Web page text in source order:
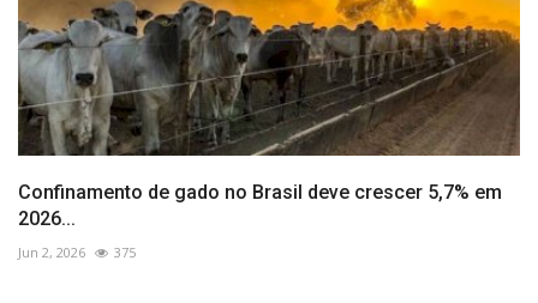
Confinamento de gado no Brasil deve crescer 5,7% em
2026...
Jun 2, 2026 375